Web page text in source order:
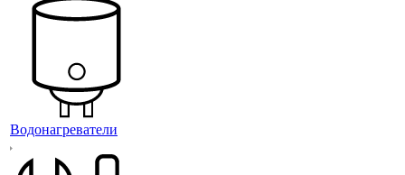
Водонагреватели